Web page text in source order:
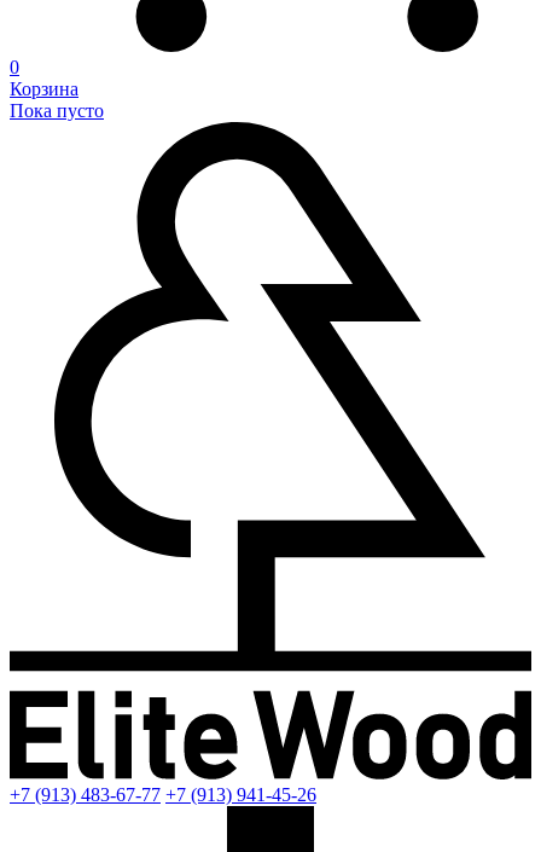
0
Корзина
Пока пусто
+7 (913) 483-67-77 +7 (913) 941-45-26